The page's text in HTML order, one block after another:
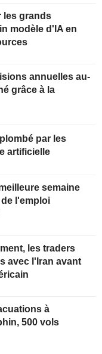
les grands
modèle d'IA en
annuelles au-
grâce à la
par les
artificielle
semaine
l'emploi
les traders
avec l'Iran avant
à
500 vols